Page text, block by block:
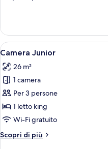
familiare
Apri
tutte
le
foto
per
Camera
Junior
7
Camera Junior
26 m²
1 camera
Per 3 persone
1 letto king
Wi-Fi gratuito
Scopri di più
Altri